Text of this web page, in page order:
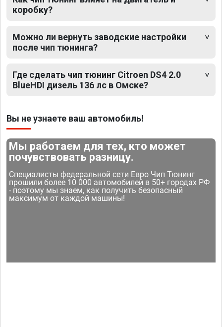
коробку?
Можно ли вернуть заводские настройки
после чип тюнинга?
Где сделать чип тюнинг Citroen DS4 2.0
BlueHDI дизель 136 лс в Омске?
Вы не узнаете ваш автомобиль!
Мы работаем для тех, кто может
почувствовать разницу.
Специалисты федеральной сети Евро Чип Тюнинг
прошили более 10 000 автомобилей в 50+ городах РФ
- поэтому мы знаем, как получить безопасный
максимум от каждой машины!